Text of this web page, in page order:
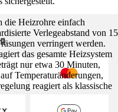
die Heizrohre einfach
Verlegeabstand von 15
verringert werden.
das gesamte Heizsystem
nur etwa 30 Minuten,
Temperaturänderungen,
reagiert als klassische